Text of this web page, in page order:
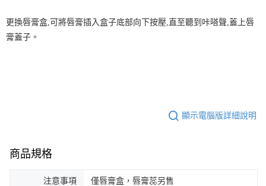
更換唇膏盒 可將唇膏插入盒子底部向下按壓 直至聽到咔嗒聲 蓋上唇
膏蓋子。
顯示電腦版詳細說明
商品規格
注意事項 僅唇膏盒，唇膏蕊另售